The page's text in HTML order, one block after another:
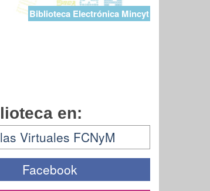
Biblioteca Electrónica Mincyt
en:
Virtuales FCNyM
Facebook